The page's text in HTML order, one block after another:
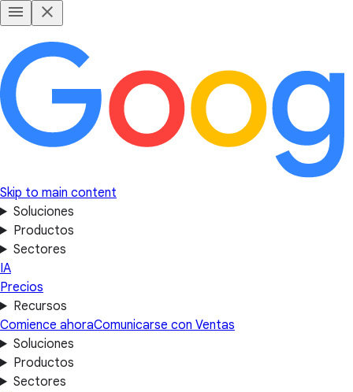
Skip to main content
Soluciones
Productos
Sectores
IA
Precios
Recursos
Comience ahoraComunicarse con Ventas
Soluciones
Productos
Sectores